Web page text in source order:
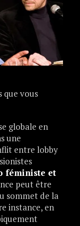
que vous
globale en
une
entre lobby
féministe et
peut être
sommet de la
instance, en